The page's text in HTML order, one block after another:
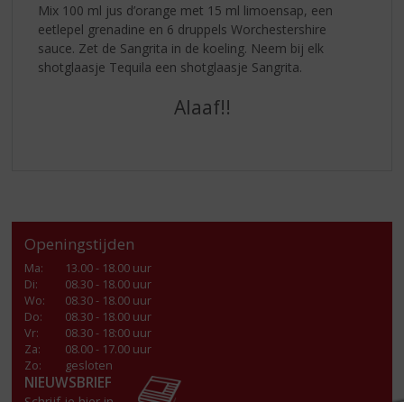
Mix 100 ml jus d’orange met 15 ml limoensap, een
eetlepel grenadine en 6 druppels Worchestershire
sauce. Zet de Sangrita in de koeling. Neem bij elk
shotglaasje Tequila een shotglaasje Sangrita.
Alaaf!!
Openingstijden
Ma:
13.00 - 18.00 uur
Di:
08.30 - 18.00 uur
Wo:
08.30 - 18.00 uur
Do:
08.30 - 18.00 uur
Vr:
08.30 - 18:00 uur
Za:
08.00 - 17.00 uur
Zo:
gesloten
NIEUWSBRIEF